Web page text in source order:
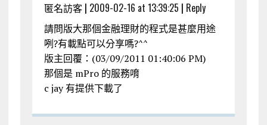
匿名訪客 | 2009-02-16 at 13:39:25 | Reply
請問版大那個金融理財的程式是甚麼用途
咧?有載點可以分享嗎?^^
版主回覆：(03/09/2011 01:40:06 PM)
那個是 mPro 的服務唷
c jay 有提供下載了